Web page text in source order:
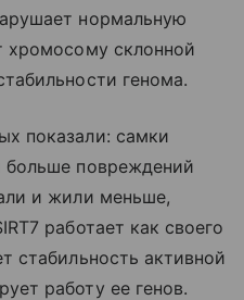
нормальную
хромосому склонной
генома.
показали: самки
больше повреждений
и жили меньше,
работает как своего
стабильность активной
работу ее генов.